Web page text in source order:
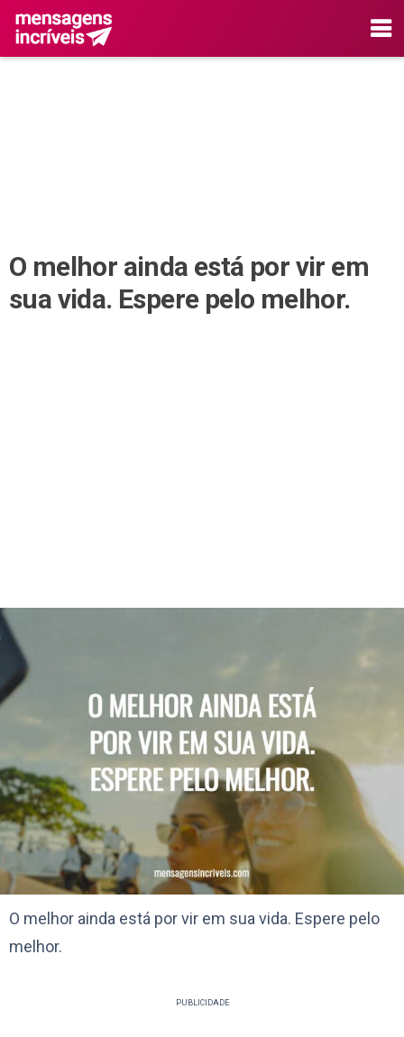
O melhor ainda está por vir em
sua vida. Espere pelo melhor.
O melhor ainda está por vir em sua vida. Espere pelo
melhor.
PUBLICIDADE